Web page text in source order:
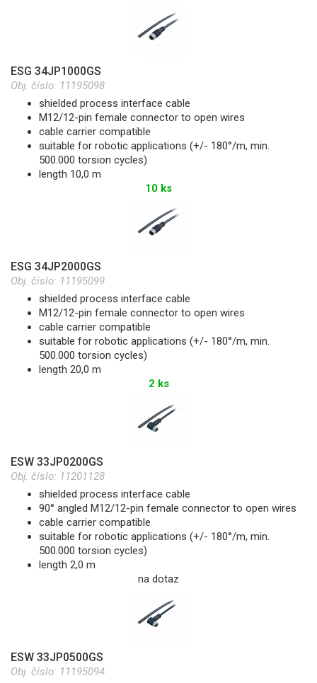
ESG 34JP1000GS
Obj. číslo: 11195098
shielded process interface cable
M12/12-pin female connector to open wires
cable carrier compatible
suitable for robotic applications (+/- 180°/m, min.
500.000 torsion cycles)
length 10,0 m
10 ks
ESG 34JP2000GS
Obj. číslo: 11195099
shielded process interface cable
M12/12-pin female connector to open wires
cable carrier compatible
suitable for robotic applications (+/- 180°/m, min.
500.000 torsion cycles)
length 20,0 m
2 ks
ESW 33JP0200GS
Obj. číslo: 11201128
shielded process interface cable
90° angled M12/12-pin female connector to open wires
cable carrier compatible
suitable for robotic applications (+/- 180°/m, min.
500.000 torsion cycles)
length 2,0 m
na dotaz
ESW 33JP0500GS
Obj. číslo: 11195094